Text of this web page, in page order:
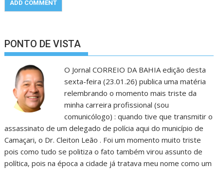
PONTO DE VISTA
O Jornal CORREIO DA BAHIA edição desta
sexta-feira (23.01.26) publica uma matéria
relembrando o momento mais triste da
minha carreira profissional (sou
comunicólogo) : quando tive que transmitir o
assassinato de um delegado de polícia aqui do município de
Camaçari, o Dr. Cleiton Leão . Foi um momento muito triste
pois como tudo se politiza o fato também virou assunto de
política, pois na época a cidade já tratava meu nome como um